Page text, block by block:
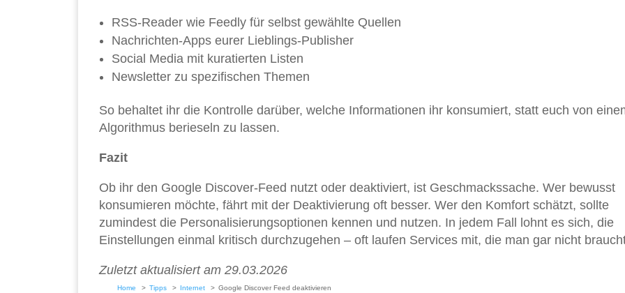
RSS-Reader wie Feedly für selbst gewählte Quellen
Nachrichten-Apps eurer Lieblings-Publisher
Social Media mit kuratierten Listen
Newsletter zu spezifischen Themen
So behaltet ihr die Kontrolle darüber, welche Informationen ihr konsumiert, statt euch von
Algorithmus berieseln zu lassen.
Fazit
Ob ihr den Google Discover-Feed nutzt oder deaktiviert, ist Geschmackssache. Wer bewusst
konsumieren möchte, fährt mit der Deaktivierung oft besser. Wer den Komfort schätzt, sollte
zumindest die Personalisierungsoptionen kennen und nutzen. In jedem Fall lohnt es sich, die
Einstellungen einmal kritisch durchzugehen – oft laufen Services mit, die man gar nicht
Zuletzt aktualisiert am 29.03.2026
Home Tipps Internet Google Discover Feed deaktivieren